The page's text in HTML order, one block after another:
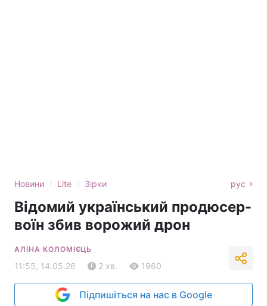
Новини › Lite › Зірки рус
Відомий український продюсер-
воїн збив ворожий дрон
АЛІНА КОЛОМІЄЦЬ
11:55, 14.05.26 2 хв. 1960
Підпишіться на нас в Google